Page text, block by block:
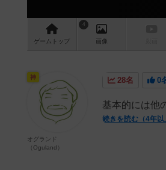
ゲーム トップ
4
画像
28名 0
基本的には他
続きを読む（4年以
神
オグランド
（Oguland）